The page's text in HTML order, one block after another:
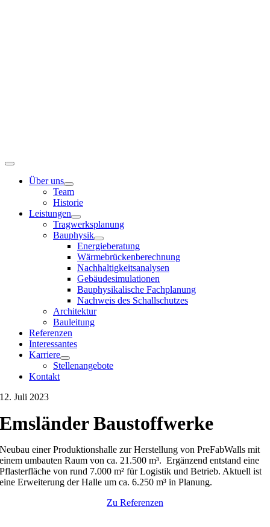
Toggle
NavigationÜber uns
Team
Historie
Leistungen
Tragwerksplanung
Bauphysik
Energieberatung
Wärmebrückenberechnung
Nachhaltigkeitsanalysen
Gebäudesimulationen
Bauphysikalische Fachplanung
Nachweis des Schallschutzes
Architektur
Bauleitung
Referenzen
Interessantes
Karriere
Stellenangebote
Kontakt
12. Juli 2023
Emsländer Baustoffwerke
Neubau einer Produktionshalle zur Herstellung von PreFabWalls mit
einem umbauten Raum von ca. 21.500 m³. Ergänzend entstand eine
Pflasterfläche von rund 7.000 m² für Logistik und Betrieb. Aktuell ist
eine Erweiterung der Halle um ca. 6.250 m³ in Planung.
Zu Referenzen